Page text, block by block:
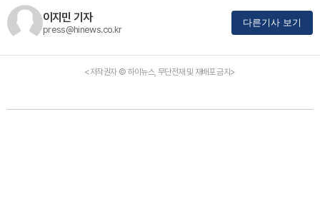
이지민 기자
press@hinews.co.kr
다른기사 보기
<저작권자 © 하이뉴스, 무단전재 및 재배포 금지>